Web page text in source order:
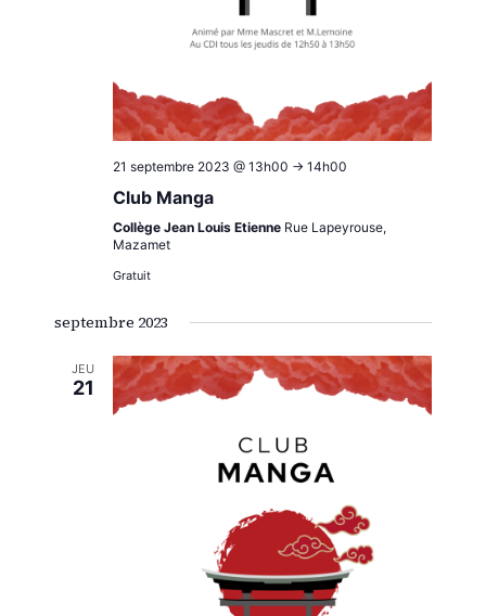
21 septembre 2023 @ 13h00 -> 14h00
Club Manga
Collège Jean Louis Etienne Rue Lapeyrouse,
Mazamet
Gratuit
septembre 2023
JEU
21